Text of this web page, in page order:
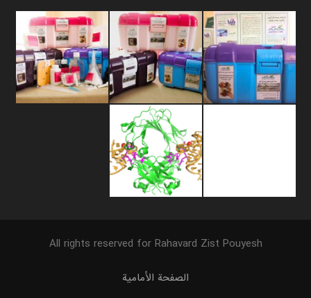
All rights reserved for Rahavard Zist Pouyesh
الصفحة الأمامية